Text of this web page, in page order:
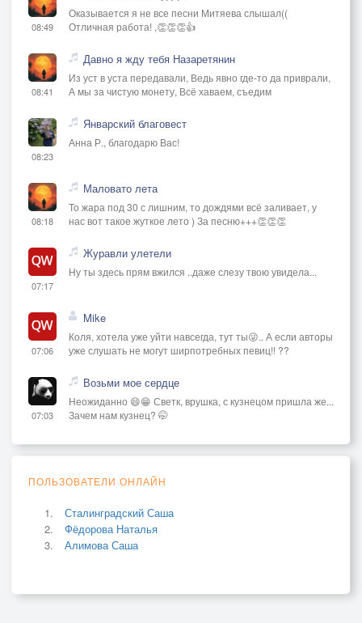
08:49
Оказывается я не все песни Митяева слышал((
Отличная работа! ,👏👏👏👍
08:41
Давно я жду тебя Назаретянин
Из уст в уста передавали, Ведь явно где-то да приврали,
А мы за чистую монету, Всё хаваем, съедим
08:23
Январский благовест
Анна Р., благодарю Вас!
08:18
Маловато лета
То жара под 30 с лишним, то дождями всё заливает, у
нас вот такое жуткое лето ) За песню+++👏👏👏
07:17
Журавли улетели
Ну ты здесь прям вжился ..даже слезу твою увидела...
07:06
Mike
Коля, хотела уже уйти навсегда, тут ты😜.. А если авторы
уже слушать не могут ширпотребных певиц!! ??
07:03
Возьми мое сердце
Неожиданно 😄😁 Светк, врушка, с кузнецом пришла же...
Зачем нам кузнец? 🤭
ПОЛЬЗОВАТЕЛИ ОНЛАЙН
Сталинградский Саша
Фёдорова Наталья
Алимова Саша